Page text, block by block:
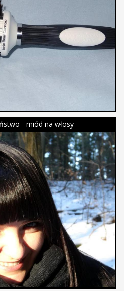
- miód na włosy